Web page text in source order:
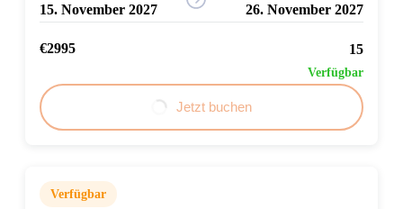
15. November 2027 26. November 2027
€2995 15
Verfügbar
Jetzt buchen
Verfügbar